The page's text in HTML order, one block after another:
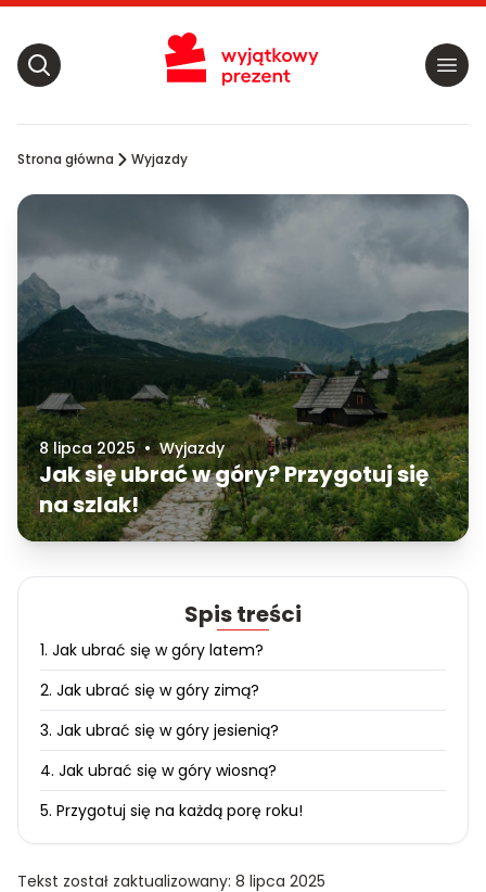
Strona główna Wyjazdy
8 lipca 2025 • Wyjazdy
Jak się ubrać w góry? Przygotuj się
na szlak!
Spis treści
1. Jak ubrać się w góry latem?
2. Jak ubrać się w góry zimą?
3. Jak ubrać się w góry jesienią?
4. Jak ubrać się w góry wiosną?
5. Przygotuj się na każdą porę roku!
Tekst został zaktualizowany: 8 lipca 2025